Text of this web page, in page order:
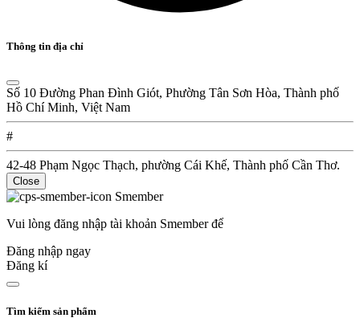
Thông tin địa chỉ
Số 10 Đường Phan Đình Giót, Phường Tân Sơn Hòa, Thành phố
Hồ Chí Minh, Việt Nam
#
42-48 Phạm Ngọc Thạch, phường Cái Khế, Thành phố Cần Thơ.
Close
Smember
Vui lòng đăng nhập tài khoản Smember để
Đăng nhập ngay
Đăng kí
Tìm kiếm sản phẩm